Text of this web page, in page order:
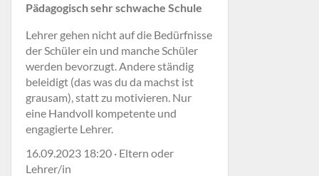
Pädagogisch sehr schwache Schule
Lehrer gehen nicht auf die Bedürfnisse
der Schüler ein und manche Schüler
werden bevorzugt. Andere ständig
beleidigt (das was du da machst ist
grausam), statt zu motivieren. Nur
eine Handvoll kompetente und
engagierte Lehrer.
16.09.2023 18:20 · Eltern oder
Lehrer/in